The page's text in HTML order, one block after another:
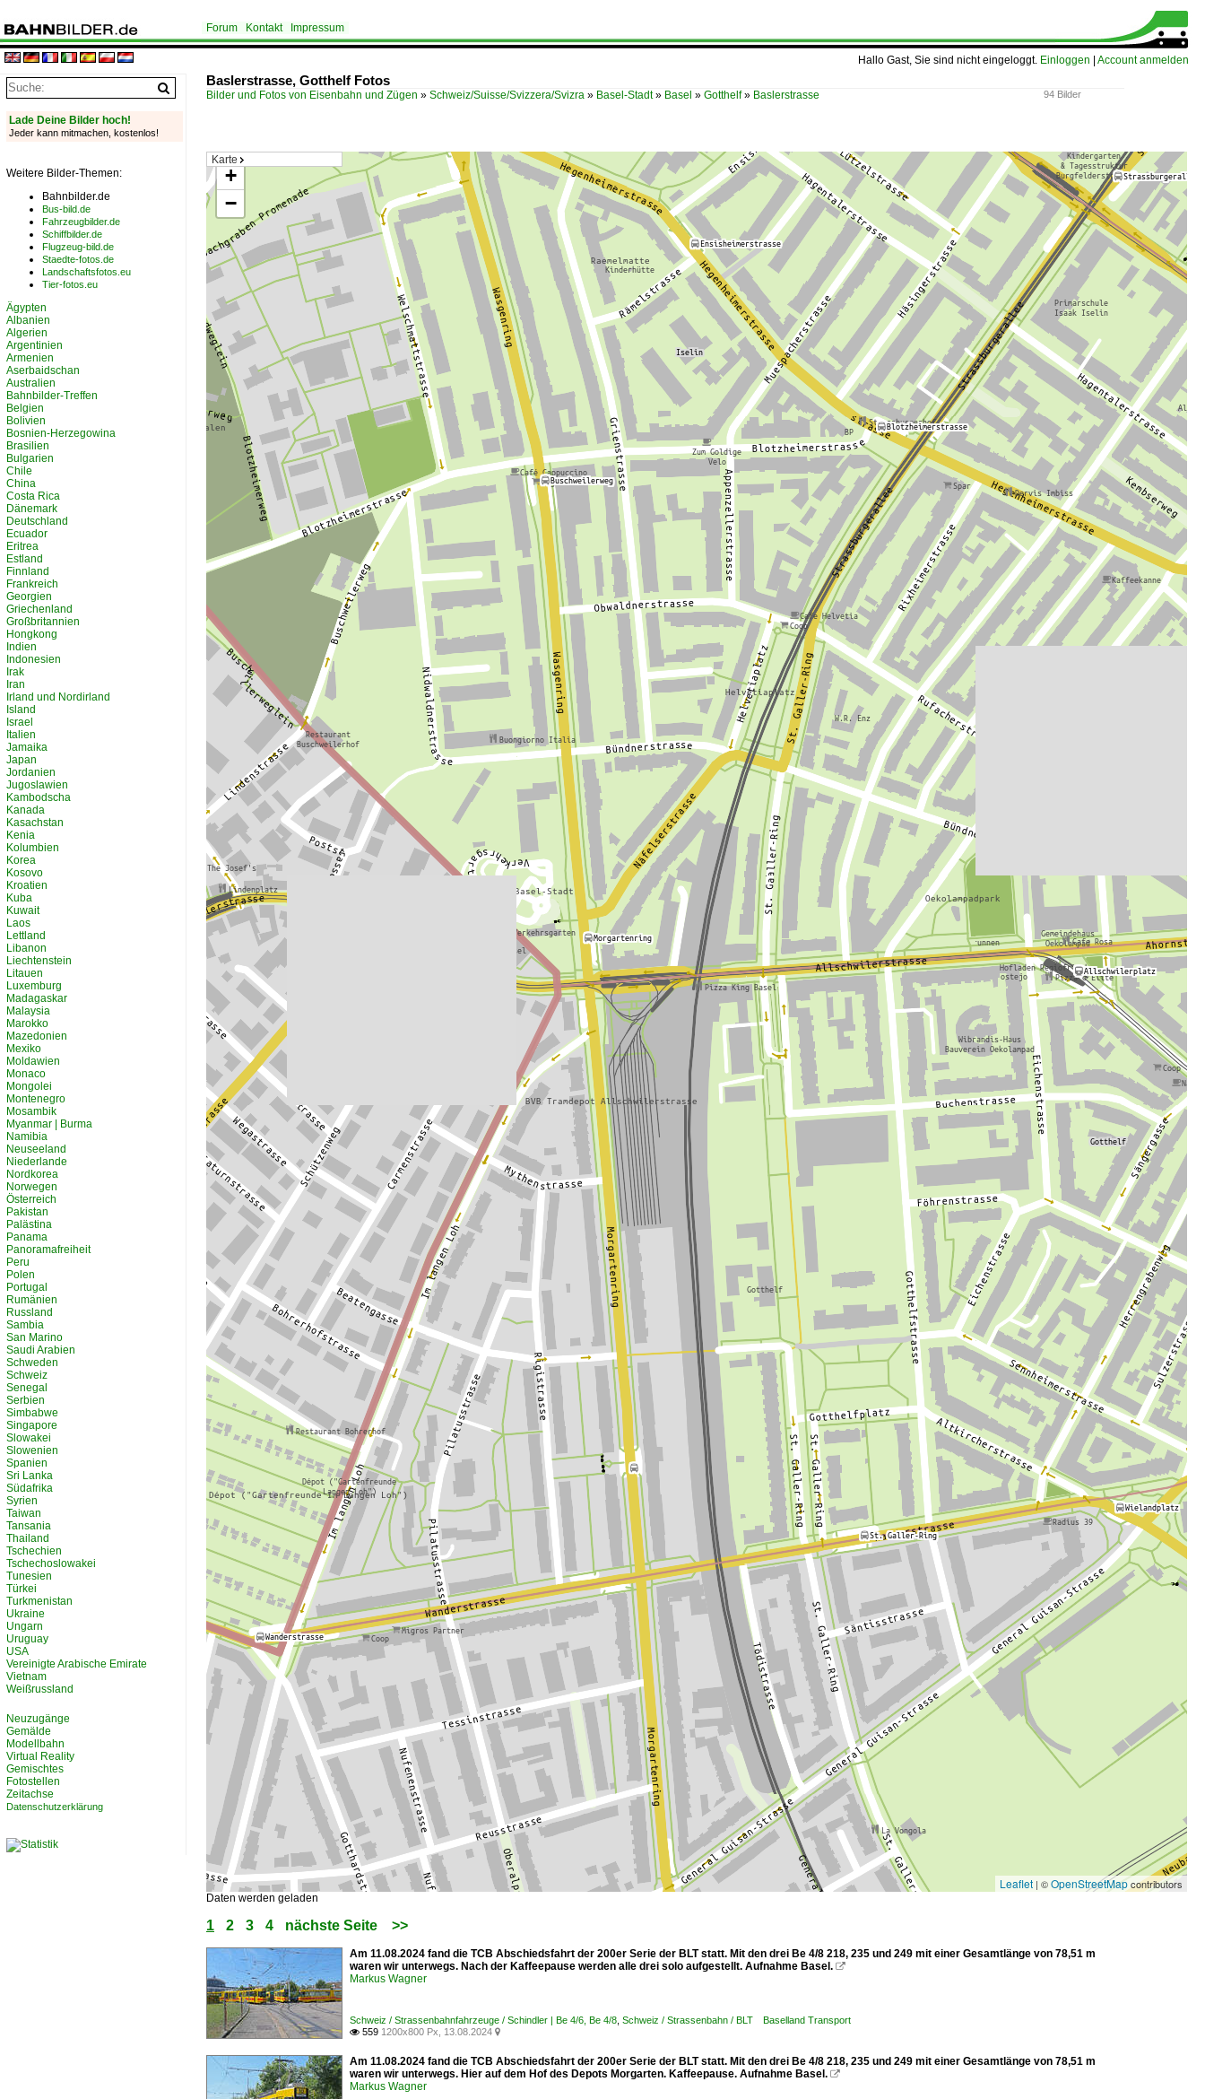
Hallo Gast, Sie sind nicht eingeloggt. Einloggen Account anmelden
Forum Kontakt Impressum
Baslerstrasse, Gotthelf Fotos
94 Bilder
Bilder und Fotos von Eisenbahn und Zügen » Schweiz/Suisse/Svizzera/Svizra » Basel-Stadt» Basel » Gotthelf» Baslerstrasse
Karte
+
−
Leaflet | ©OpenStreetMapcontributors
Daten werden geladen
1 2 3 4 nächste Seite >>
Am 11.08.2024 fand die TCB Abschiedsfahrt der 200er Serie der BLT statt. Mit den drei Be 4/8 218, 235 und 249 mit einer Gesamtlänge von 78,51 m
waren wir unterwegs. Nach der Kaffeepause werden alle drei solo aufgestellt. Aufnahme Basel. 
Markus Wagner
Schweiz / Strassenbahnfahrzeuge / Schindler | Be 4/6, Be 4/8 Schweiz / Strassenbahn / BLT Baselland Transport
 559 1200x800 Px, 13.08.2024 
Am 11.08.2024 fand die TCB Abschiedsfahrt der 200er Serie der BLT statt. Mit den drei Be 4/8 218, 235 und 249 mit einer Gesamtlänge von 78,51 m
waren wir unterwegs. Hier auf dem Hof des Depots Morgarten. Kaffeepause. Aufnahme Basel. 
Markus Wagner
Lade Deine Bilder hoch!
Jeder kann mitmachen, kostenlos!
Weitere Bilder-Themen:
Bahnbilder.de
Bus-bild.de
Fahrzeugbilder.de
Schiffbilder.de
Flugzeug-bild.de
Staedte-fotos.de
Landschaftsfotos.eu
Tier-fotos.eu
Ägypten
Albanien
Algerien
Argentinien
Armenien
Aserbaidschan
Australien
Bahnbilder-Treffen
Belgien
Bolivien
Bosnien-Herzegowina
Brasilien
Bulgarien
Chile
China
Costa Rica
Dänemark
Deutschland
Ecuador
Eritrea
Estland
Finnland
Frankreich
Georgien
Griechenland
Großbritannien
Hongkong
Indien
Indonesien
Irak
Iran
Irland und Nordirland
Island
Israel
Italien
Jamaika
Japan
Jordanien
Jugoslawien
Kambodscha
Kanada
Kasachstan
Kenia
Kolumbien
Korea
Kosovo
Kroatien
Kuba
Kuwait
Laos
Lettland
Libanon
Liechtenstein
Litauen
Luxemburg
Madagaskar
Malaysia
Marokko
Mazedonien
Mexiko
Moldawien
Monaco
Mongolei
Montenegro
Mosambik
Myanmar | Burma
Namibia
Neuseeland
Niederlande
Nordkorea
Norwegen
Österreich
Pakistan
Palästina
Panama
Panoramafreiheit
Peru
Polen
Portugal
Rumänien
Russland
Sambia
San Marino
Saudi Arabien
Schweden
Schweiz
Senegal
Serbien
Simbabwe
Singapore
Slowakei
Slowenien
Spanien
Sri Lanka
Südafrika
Syrien
Taiwan
Tansania
Thailand
Tschechien
Tschechoslowakei
Tunesien
Türkei
Turkmenistan
Ukraine
Ungarn
Uruguay
USA
Vereinigte Arabische Emirate
Vietnam
Weißrussland
Neuzugänge
Gemälde
Modellbahn
Virtual Reality
Gemischtes
Fotostellen
Zeitachse
Datenschutzerklärung